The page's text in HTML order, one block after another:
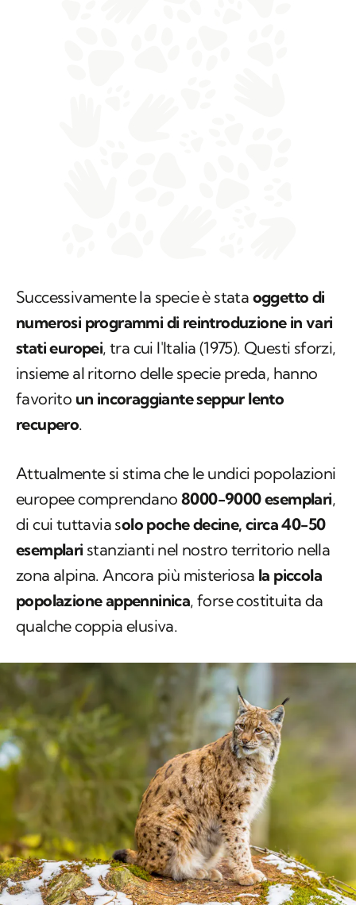
Successivamente la specie è stata oggetto di
numerosi programmi di reintroduzione in vari
stati europei, tra cui l'Italia (1975). Questi sforzi,
insieme al ritorno delle specie preda, hanno
favorito un incoraggiante seppur lento
recupero.
Attualmente si stima che le undici popolazioni
europee comprendano 8000-9000 esemplari,
di cui tuttavia solo poche decine, circa 40-50
esemplari stanzianti nel nostro territorio nella
zona alpina. Ancora più misteriosa la piccola
popolazione appenninica, forse costituita da
qualche coppia elusiva.